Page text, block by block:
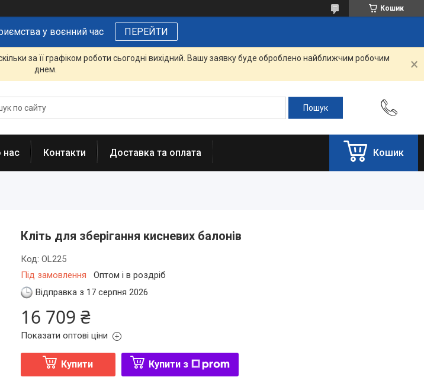
Кошик
у воєнний час ПЕРЕЙТИ
за її графіком роботи сьогодні вихідний. Вашу заявку буде оброблено найближчим робочим
днем.
нас Контакти Доставка та оплата Кошик
Кліть для зберігання кисневих балонів
Під замовлення Оптом і в роздріб
Код: OL225
Відправка з 17 серпня 2026
16 709 ₴
Показати оптові ціни
Купити Купити з